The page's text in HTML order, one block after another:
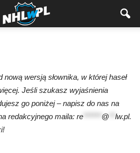
nową wersją słownika, w której haseł
Jeśli szukasz wyjaśnienia
go poniżej – napisz do nas na
redakcyjnego maila: re @ lw.pl.